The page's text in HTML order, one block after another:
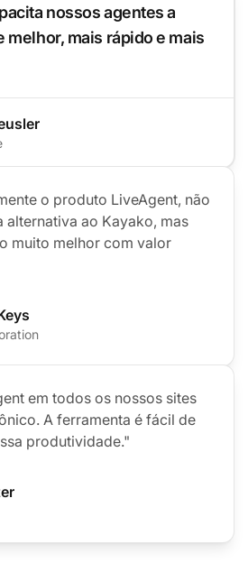
nossos agentes a
mais rápido e mais
o produto LiveAgent, não
alternativa ao Kayako, mas
muito melhor com valor
em todos os nossos sites
A ferramenta é fácil de
produtividade."